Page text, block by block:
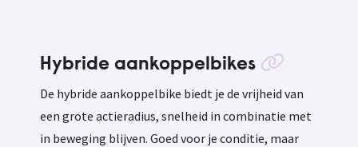
Hybride aankoppelbikes
De hybride aankoppelbike biedt je de vrijheid van
een grote actieradius, snelheid in combinatie met
in beweging blijven. Goed voor je conditie, maar